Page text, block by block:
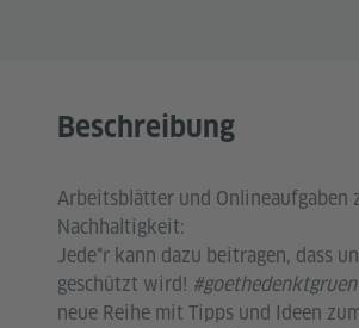
Beschreibung
Arbeitsblätter und Onlineaufgaben
Nachhaltigkeit:
Jede*r kann dazu beitragen, dass
geschützt wird! #goethedenktgruen
neue Reihe mit Tipps und Ideen